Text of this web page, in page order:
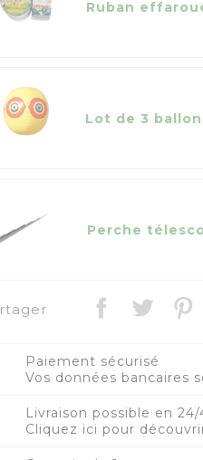
Ruban
Lot de 3
Perche
Paiement sécurisé
Vos données bancaires
Livraison possible en 24/
Cliquez ici pour